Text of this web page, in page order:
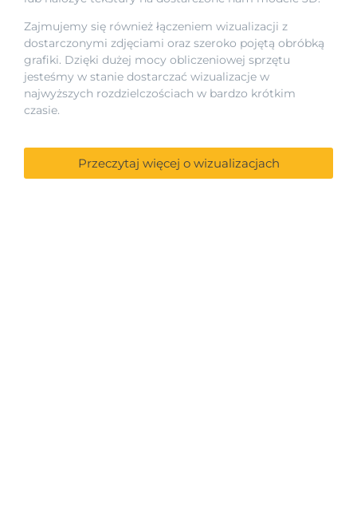
Zajmujemy się również łączeniem wizualizacji z
dostarczonymi zdjęciami oraz szeroko pojętą obróbką
grafiki. Dzięki dużej mocy obliczeniowej sprzętu
jesteśmy w stanie dostarczać wizualizacje w
najwyższych rozdzielczościach w bardzo krótkim
czasie.
Przeczytaj więcej o wizualizacjach